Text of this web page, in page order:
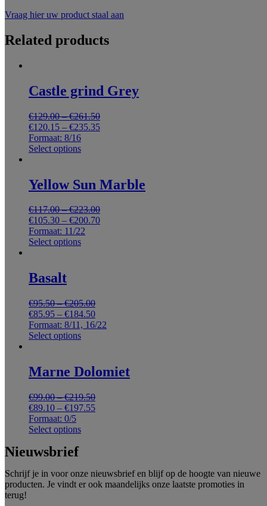
Vraag hier uw product staal aan
Related products
Castle grind Grey
€129.00–€261.50
€120.15 – €235.35
Formaat: 8/16
Select options
Yellow Sun Marble
€117.00–€223.00
€105.30 – €200.70
Formaat: 11/22
Select options
Basalt
€95.50–€205.00
€85.95 – €184.50
Formaat: 8/11, 16/22
Select options
Marne Dolomiet
€99.00–€219.50
€89.10 – €197.55
Formaat: 0/5
Select options
Nieuwsbrief
Schrijf je in voor onze nieuwsbrief en blijf op de hoogte van nieuwe
producten. Je vindt er ook maandelijks onze laatste promoties in
terug!